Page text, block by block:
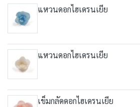
แหวนดอกไฮเดรนเยีย
แหวนดอกไฮเดรนเยีย
เข็มกลัดดอกไฮเดรนเยีย